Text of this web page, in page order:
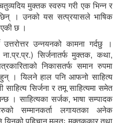
मुक्तक स्वरुप गरी एक भिन्न र
छिन् । उनको यस सत्प्रयासले भाषिक
छ ।
उन्नयनको कामना गर्दछु ।
सिर्जनातर्फ मुक्तक, कथा,
निकासतर्फ समान रुपमा
। यिलने हाल पनि आफनो साहित्य
सिर्जना र तमू साहित्यमा समेत
। साहित्यका सर्जक, भाषा सम्पादक
सम्मानकर्ता लगायतका अनेक
यिनको पहिचान मूलतः मुक्तककार तथा